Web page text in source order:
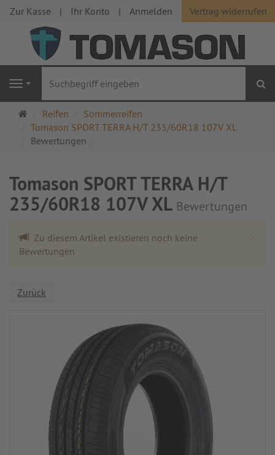
Vertrag widerrufen
Zur Kasse Ihr Konto Anmelden
Navigation
Startseite
Reifen
Sommerreifen
Tomason SPORT TERRA H/T 235/60R18 107V XL
Bewertungen
Tomason SPORT TERRA H/T
235/60R18 107V XL Bewertungen
Zu diesem Artikel existieren noch keine
Bewertungen
Zurück